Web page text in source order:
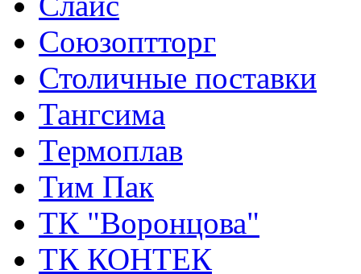
Союзоптторг
Столичные поставки
Тангсима
Термоплав
Тим Пак
ТК "Воронцова"
ТК КОНТЕК